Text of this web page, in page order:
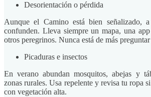
Desorientación o pérdida
Aunque el Camino está bien señalizado,
confunden. Lleva siempre un mapa, una
otros peregrinos. Nunca está de más
Picaduras e insectos
En verano abundan mosquitos, abejas y
zonas rurales. Usa repelente y revisa tu ropa
con vegetación alta.